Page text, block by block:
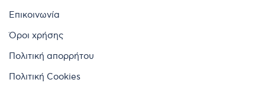
Επικοινωνία
Όροι χρήσης
Πολιτική απορρήτου
Πολιτική Cookies